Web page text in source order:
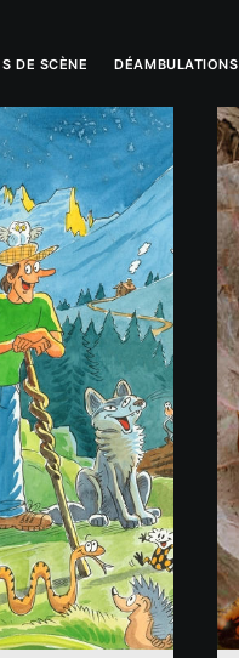
DE SCÈNE DÉAMBULATIONS